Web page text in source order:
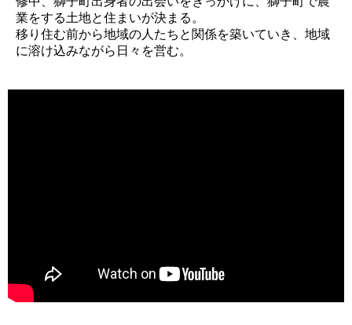
業をする土地と住まいが決まる。
移り住む前から地域の人たちと関係を築いていき、地域
に溶け込みながら日々を営む。